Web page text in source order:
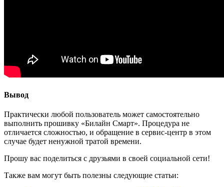
Вывод
Практически любой пользователь может самостоятельно
выполнить прошивку «Билайн Смарт». Процедура не
отличается сложностью, и обращение в сервис-центр в этом
случае будет ненужной тратой времени.
Прошу вас поделиться с друзьями в своей социальной сети!
Также вам могут быть полезны следующие статьи: